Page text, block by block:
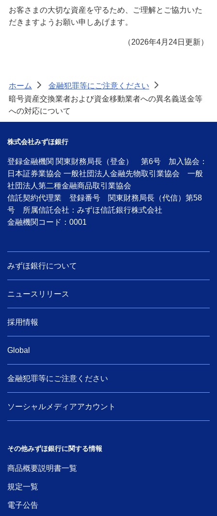
お客さまサポート
困ったときは・よくあるご質問
お客さまの大切な資産を守るため、ご理解とご協力いた
だきますようお願い申しあげます。
（2026年4月24日更新）
ホーム > 金融犯罪等にご注意ください
>
暗号資産交換業者および資金移動業者への異名義送金等
への対応について
株式会社みずほ銀行
登録金融機関 関東財務局長（登金） 第6号 加入協会：
日本証券業協会 一般社団法人金融先物取引業協会 一般
社団法人第二種金融商品取引業協会
信託契約代理業 登録番号 関東財務局長（代信）第58
号 所属信託会社：みずほ信託銀行株式会社
金融機関コード：0001
みずほ銀行について
ニュースリリース
採用情報
Global
金融犯罪等にご注意ください
ソーシャルメディアアカウント
その他みずほ銀行に関する情報
商品概要説明書一覧
規定一覧
電子公告